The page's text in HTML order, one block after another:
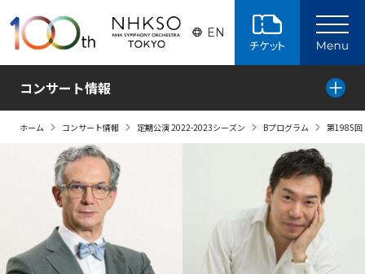
EN
コンサート情報
ホーム コンサート情報 定期公演 2022-2023シーズン Bプログラム 第1985回